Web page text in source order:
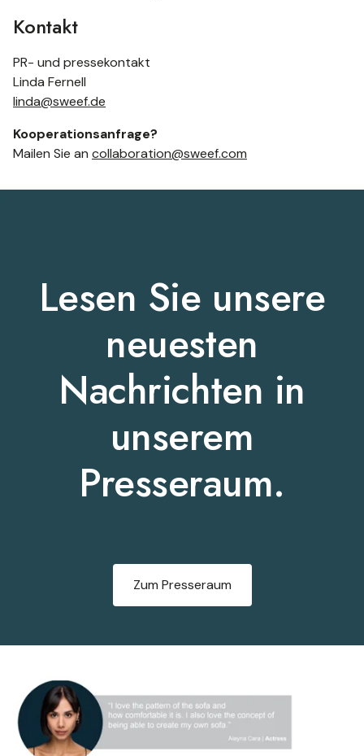
Kontakt
PR- und pressekontakt
Linda Fernell
linda@sweef.de
Kooperationsanfrage?
Mailen Sie an collaboration@sweef.com
Lesen Sie unsere
neuesten
Nachrichten in
unserem
Presseraum.
Zum Presseraum